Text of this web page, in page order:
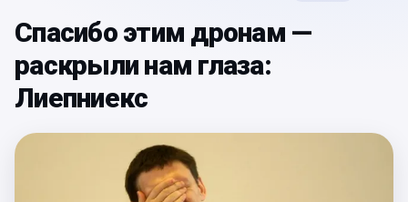
Спасибо этим дронам —
раскрыли нам глаза:
Лиепниекс